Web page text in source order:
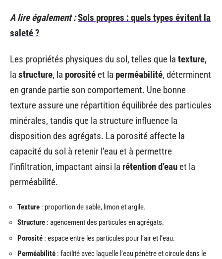
A lire également :Sols propres : quels types évitent la
saleté ?
Les propriétés physiques du sol, telles que la texture,
la structure, la porosité et la perméabilité, déterminent
en grande partie son comportement. Une bonne
texture assure une répartition équilibrée des particules
minérales, tandis que la structure influence la
disposition des agrégats. La porosité affecte la
capacité du sol à retenir l’eau et à permettre
l’infiltration, impactant ainsi la rétention d’eau et la
perméabilité.
Texture : proportion de sable, limon et argile.
Structure : agencement des particules en agrégats.
Porosité : espace entre les particules pour l’air et l’eau.
Perméabilité : facilité avec laquelle l’eau pénètre et circule dans le